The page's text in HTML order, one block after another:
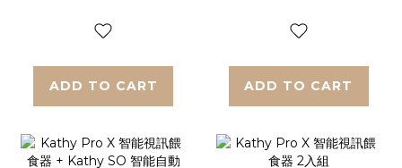
ADD TO CART ADD TO CART